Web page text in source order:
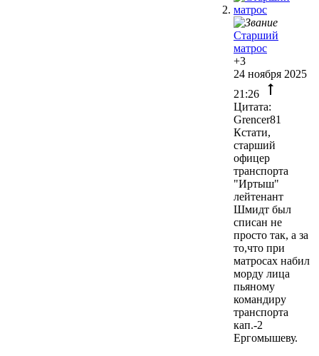
Старший
матрос
+3
24 ноября 2025
21:26
Цитата:
Grencer81
Кстати,
старший
офицер
транспорта
"Иртыш"
лейтенант
Шмидт был
списан не
просто так, а за
то,что при
матросах набил
морду лица
пьяному
командиру
транспорта
кап.-2
Ергомышеву.